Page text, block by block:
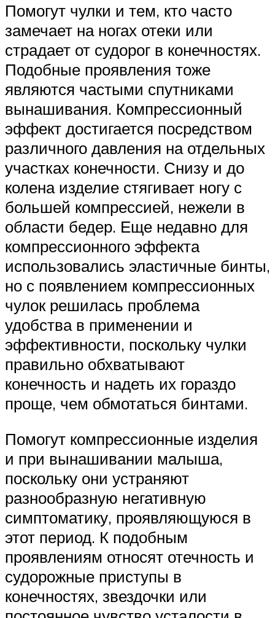
Помогут чулки и тем, кто часто
замечает на ногах отеки или
страдает от судорог в конечностях.
Подобные проявления тоже
являются частыми спутниками
вынашивания. Компрессионный
эффект достигается посредством
различного давления на отдельных
участках конечности. Снизу и до
колена изделие стягивает ногу с
большей компрессией, нежели в
области бедер. Еще недавно для
компрессионного эффекта
использовались эластичные бинты,
но с появлением компрессионных
чулок решилась проблема
удобства в применении и
эффективности, поскольку чулки
правильно обхватывают
конечность и надеть их гораздо
проще, чем обмотаться бинтами.
Помогут компрессионные изделия
и при вынашивании малыша,
поскольку они устраняют
разнообразную негативную
симптоматику, проявляющуюся в
этот период. К подобным
проявлениям относят отечность и
судорожные приступы в
конечностях, звездочки или